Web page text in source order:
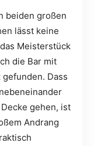
beiden großen
lässt keine
Meisterstück
die Bar mit
gefunden. Dass
gehen, ist
Andrang